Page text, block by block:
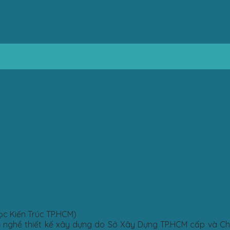
Kiến Trúc TP.HCM)
thiết kế xây dựng do Sở Xây Dựng TP.HCM cấp và